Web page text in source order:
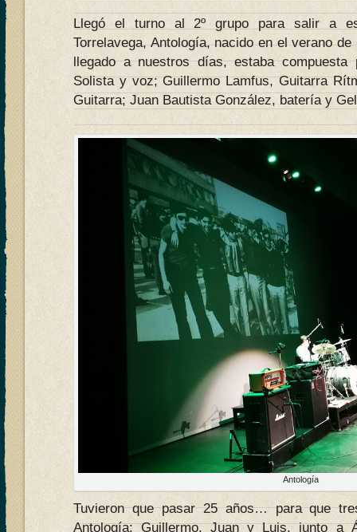
Llegó el turno al 2º grupo para salir a
Torrelavega, Antología, nacido en el verano
llegado a nuestros días, estaba
Solista y voz; Guillermo Lamfus, Guitarra
Guitarra; Juan Bautista González, batería y
Antología
Tuvieron que pasar 25 años… para que
Antología: Guillermo, Juan y Luis, junto a